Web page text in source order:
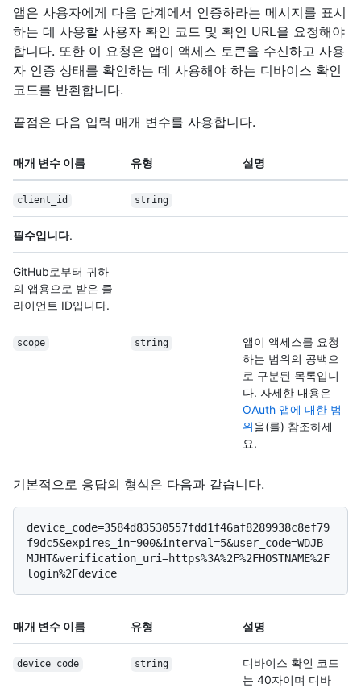
앱은 사용자에게 다음 단계에서 인증하라는 메시지를 표시
하는 데 사용할 사용자 확인 코드 및 확인 URL을 요청해야
합니다. 또한 이 요청은 앱이 액세스 토큰을 수신하고 사용
자 인증 상태를 확인하는 데 사용해야 하는 디바이스 확인
코드를 반환합니다.
끝점은 다음 입력 매개 변수를 사용합니다.
매개 변수 이름 유형 설명
client_id string
필수입니다.
GitHub로부터 귀하
의 앱용으로 받은 클
라이언트 ID입니다.
scope string
앱이 액세스를 요청
하는 범위의 공백으
로 구분된 목록입니
다. 자세한 내용은
OAuth 앱에 대한 범
위을(를) 참조하세
요.
기본적으로 응답의 형식은 다음과 같습니다.
device_code=3584d83530557fdd1f46af8289938c8ef79
f9dc5&expires_in=900&interval=5&user_code=WDJB-
MJHT&verification_uri=https%3A%2F%2FHOSTNAME%2F
매개 변수 이름 유형 설명
device_code string
디바이스 확인 코드
는 40자이며 디바